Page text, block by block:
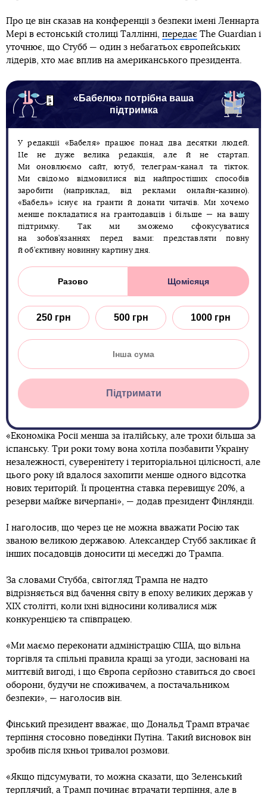
Про це він сказав на конференції з безпеки імені Леннарта
Мері в естонській столиці Таллінні, передає The Guardian і
уточнює, що Стубб — один з небагатьох європейських
лідерів, хто має вплив на американського президента.
«Бабелю» потрібна ваша
підтримка
У редакції «Бабеля» працює понад два десятки людей.
Це не дуже велика редакція, але й не стартап.
Ми оновлюємо сайт, ютуб, телеграм-канал та тікток.
Ми свідомо відмовилися від найпростіших способів
заробити (наприклад, від реклами онлайн-казино).
«Бабель» існує на гранти й донати читачів. Ми хочемо
менше покладатися на грантодавців і більше — на вашу
підтримку. Так ми зможемо сфокусуватися
на зобов’язаннях перед вами: представляти повну
й об’єктивну новинну картину дня.
Разово Щомісяця
250 грн 500 грн 1000 грн
Підтримати
«Економіка Росії менша за італійську, але трохи більша за
іспанську. Три роки тому вона хотіла позбавити Україну
незалежності, суверенітету і територіальної цілісності, але
цього року їй вдалося захопити менше одного відсотка
нових територій. Її процентна ставка перевищує 20%, а
резерви майже вичерпані», — додав президент Фінляндії.
І наголосив, що через це не можна вважати Росію так
званою великою державою. Александер Стубб закликає й
інших посадовців доносити ці меседжі до Трампа.
За словами Стубба, світогляд Трампа не надто
відрізняється від бачення світу в епоху великих держав у
XIX столітті, коли їхні відносини коливалися між
конкуренцією та співпрацею.
«Ми маємо переконати адміністрацію США, що вільна
торгівля та спільні правила кращі за угоди, засновані на
миттєвій вигоді, і що Європа серйозно ставиться до своєї
оборони, будучи не споживачем, а постачальником
безпеки», — наголосив він.
Фінський президент вважає, що Дональд Трамп втрачає
терпіння стосовно поведінки Путіна. Такий висновок він
зробив після їхньої тривалої розмови.
«Якщо підсумувати, то можна сказати, що Зеленський
терплячий, а Трамп починає втрачати терпіння, але в